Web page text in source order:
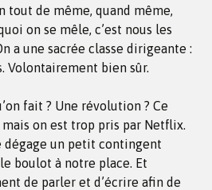
tout de même, quand même,
on se mêle, c’est nous les
a une sacrée classe dirigeante :
Volontairement bien sûr.
fait ? Une révolution ? Ce
on est trop pris par Netflix.
dégage un petit contingent
boulot à notre place. Et
de parler et d’écrire afin de